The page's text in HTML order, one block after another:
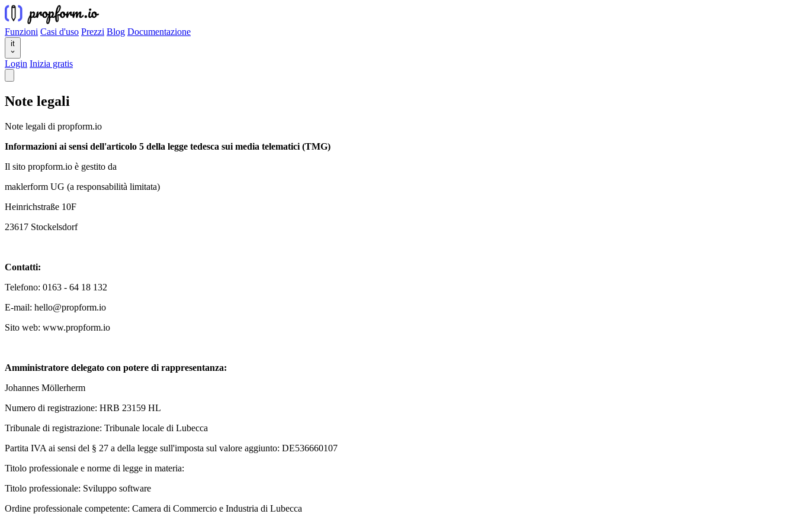
Funzioni Casi d'uso Prezzi Blog Documentazione
it
Login Inizia gratis
Note legali
Note legali di propform.io
Informazioni ai sensi dell'articolo 5 della legge tedesca sui media telematici (TMG)
Il sito propform.io è gestito da
maklerform UG (a responsabilità limitata)
Heinrichstraße 10F
23617 Stockelsdorf
Contatti:
Telefono: 0163 - 64 18 132
E-mail: hello@propform.io
Sito web: www.propform.io
Amministratore delegato con potere di rappresentanza:
Johannes Möllerherm
Numero di registrazione: HRB 23159 HL
Tribunale di registrazione: Tribunale locale di Lubecca
Partita IVA ai sensi del § 27 a della legge sull'imposta sul valore aggiunto: DE536660107
Titolo professionale e norme di legge in materia:
Titolo professionale: Sviluppo software
Ordine professionale competente: Camera di Commercio e Industria di Lubecca